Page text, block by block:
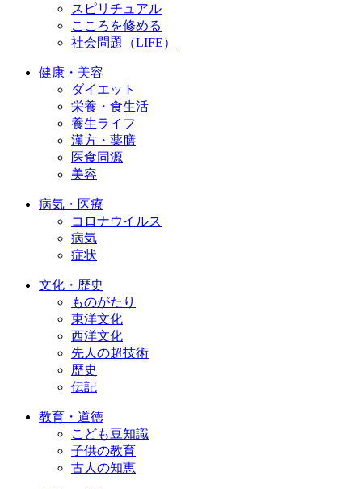
スピリチュアル
こころを修める
社会問題（LIFE）
健康・美容
ダイエット
栄養・食生活
養生ライフ
漢方・薬膳
医食同源
美容
病気・医療
コロナウイルス
病気
症状
文化・歴史
ものがたり
東洋文化
西洋文化
先人の超技術
歴史
伝記
教育・道徳
こども豆知識
子供の教育
古人の知恵